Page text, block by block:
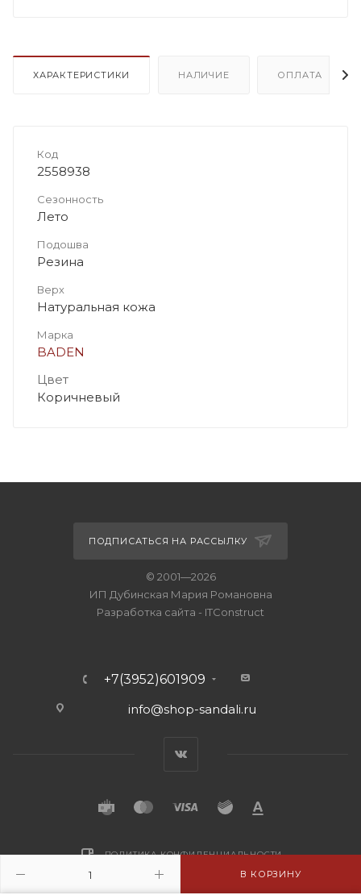
В КОРЗИНУ
ХАРАКТЕРИСТИКИ НАЛИЧИЕ ОПЛАТА
Код
2558938
Сезонность
Лето
Подошва
Резина
Верх
Натуральная кожа
Марка
BADEN
Цвет
Коричневый
ПОДПИСАТЬСЯ НА РАССЫЛКУ
© 2001—2026
ИП Дубинская Мария Романовна
Разработка сайта - ITConstruct
+7(3952)601909
info@shop-sandali.ru
ПОЛИТИКА КОНФИДЕНЦИАЛЬНОСТИ